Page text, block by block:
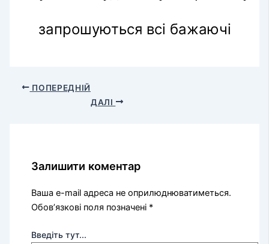
запрошуються всі бажаючі
ПОПЕРЕДНІЙ
ДАЛІ
Залишити коментар
Ваша e-mail адреса не оприлюднюватиметься.
Обов’язкові поля позначені *
Введіть тут...